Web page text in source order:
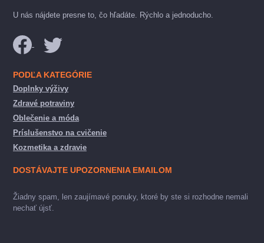
U nás nájdete presne to, čo hľadáte. Rýchlo a jednoducho.
PODĽA KATEGÓRIE
Doplnky výživy
Zdravé potraviny
Oblečenie a móda
Príslušenstvo na cvičenie
Kozmetika a zdravie
DOSTÁVAJTE UPOZORNENIA EMAILOM
Žiadny spam, len zaujímavé ponuky, ktoré by ste si rozhodne nemali
nechať újsť.